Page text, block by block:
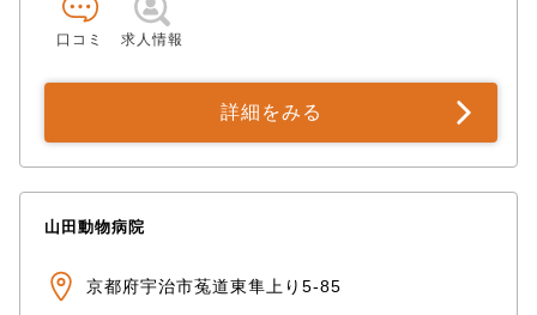
口コミ 求人情報
詳細をみる
山田動物病院
京都府宇治市菟道東隼上り5-85